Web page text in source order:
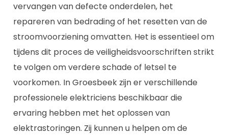
vervangen van defecte onderdelen, het
repareren van bedrading of het resetten van de
stroomvoorziening omvatten. Het is essentieel om
tijdens dit proces de veiligheidsvoorschriften strikt
te volgen om verdere schade of letsel te
voorkomen. In Groesbeek zijn er verschillende
professionele elektriciens beschikbaar die
ervaring hebben met het oplossen van
elektrastoringen. Zij kunnen u helpen om de